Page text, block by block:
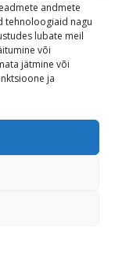
andmete
tehnoloogiaid nagu
lubate meil
või
jätmine või
ja